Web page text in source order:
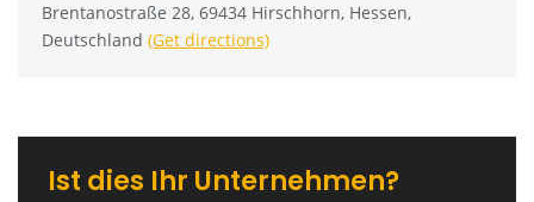
Brentanostraße 28, 69434 Hirschhorn, Hessen,
Deutschland (Get directions)
Ist dies Ihr Unternehmen?